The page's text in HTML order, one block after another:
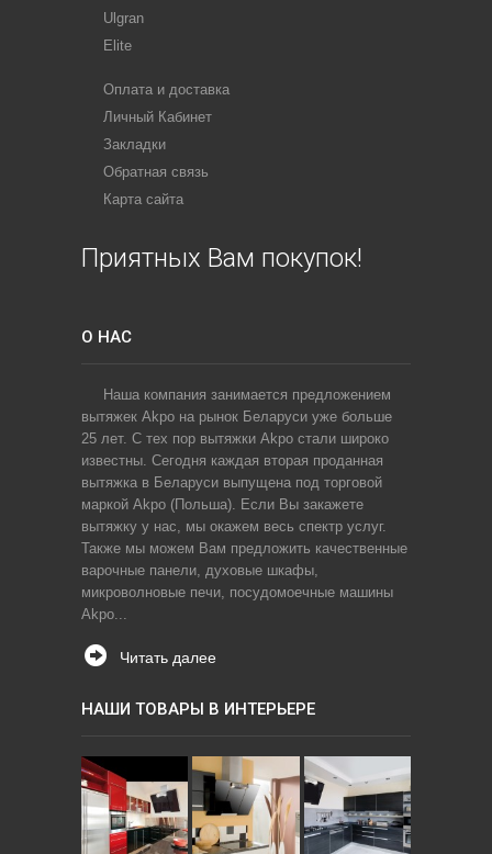
Ulgran
Elite
Оплата и доставка
Личный Кабинет
Закладки
Обратная связь
Карта сайта
Приятных Вам покупок!
О НАС
Наша компания занимается предложением
вытяжек Akpo на рынок Беларуси уже больше
25 лет. С тех пор вытяжки Akpo стали широко
известны. Сегодня каждая вторая проданная
вытяжка в Беларуси выпущена под торговой
маркой Akpo (Польша). Если Вы закажете
вытяжку у нас, мы окажем весь спектр услуг.
Также мы можем Вам предложить качественные
варочные панели, духовые шкафы,
микроволновые печи, посудомоечные машины
Akpo...
Читать далее
НАШИ ТОВАРЫ В ИНТЕРЬЕРЕ